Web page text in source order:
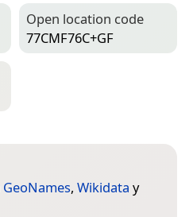
Open location code
77CMF76C+GF
GeoNames, Wikidata y